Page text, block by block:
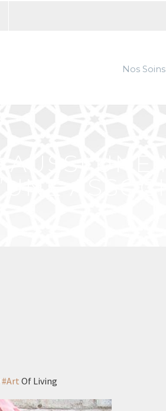
Nos Soins
#Art Of Living